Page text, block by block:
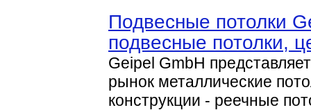
Подвесные потолки
подвесные потолки,
Geipel GmbH
рынок металлические
конструкции - реечные